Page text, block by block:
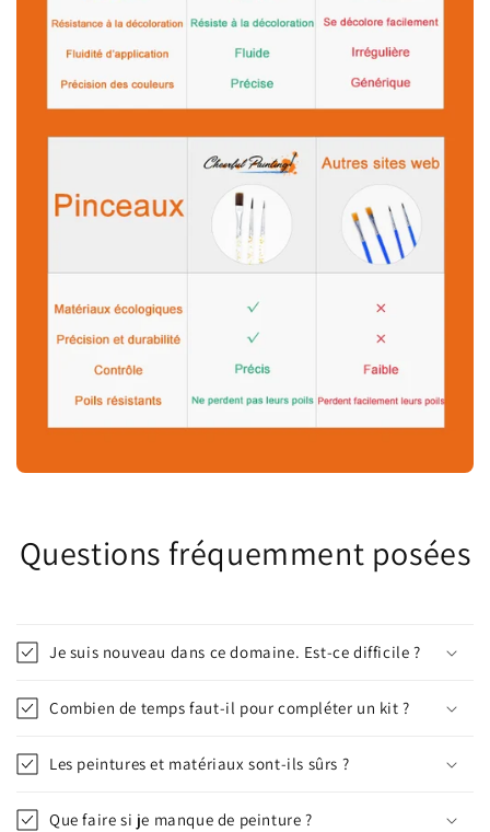
Questions fréquemment posées
Je suis nouveau dans ce domaine. Est-ce difficile ?
Combien de temps faut-il pour compléter un kit ?
Les peintures et matériaux sont-ils sûrs ?
Que faire si je manque de peinture ?